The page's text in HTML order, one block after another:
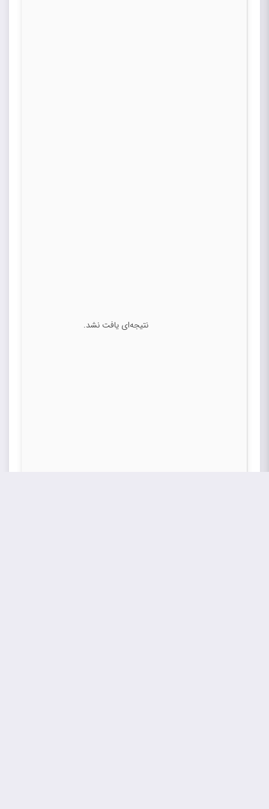
نتیجه‌ای یافت نشد.